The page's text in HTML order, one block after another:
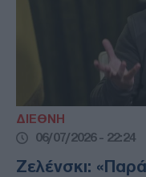
ΔΙΕΘΝΗ
06/07/2026 - 22:24
Ζελένσκι: